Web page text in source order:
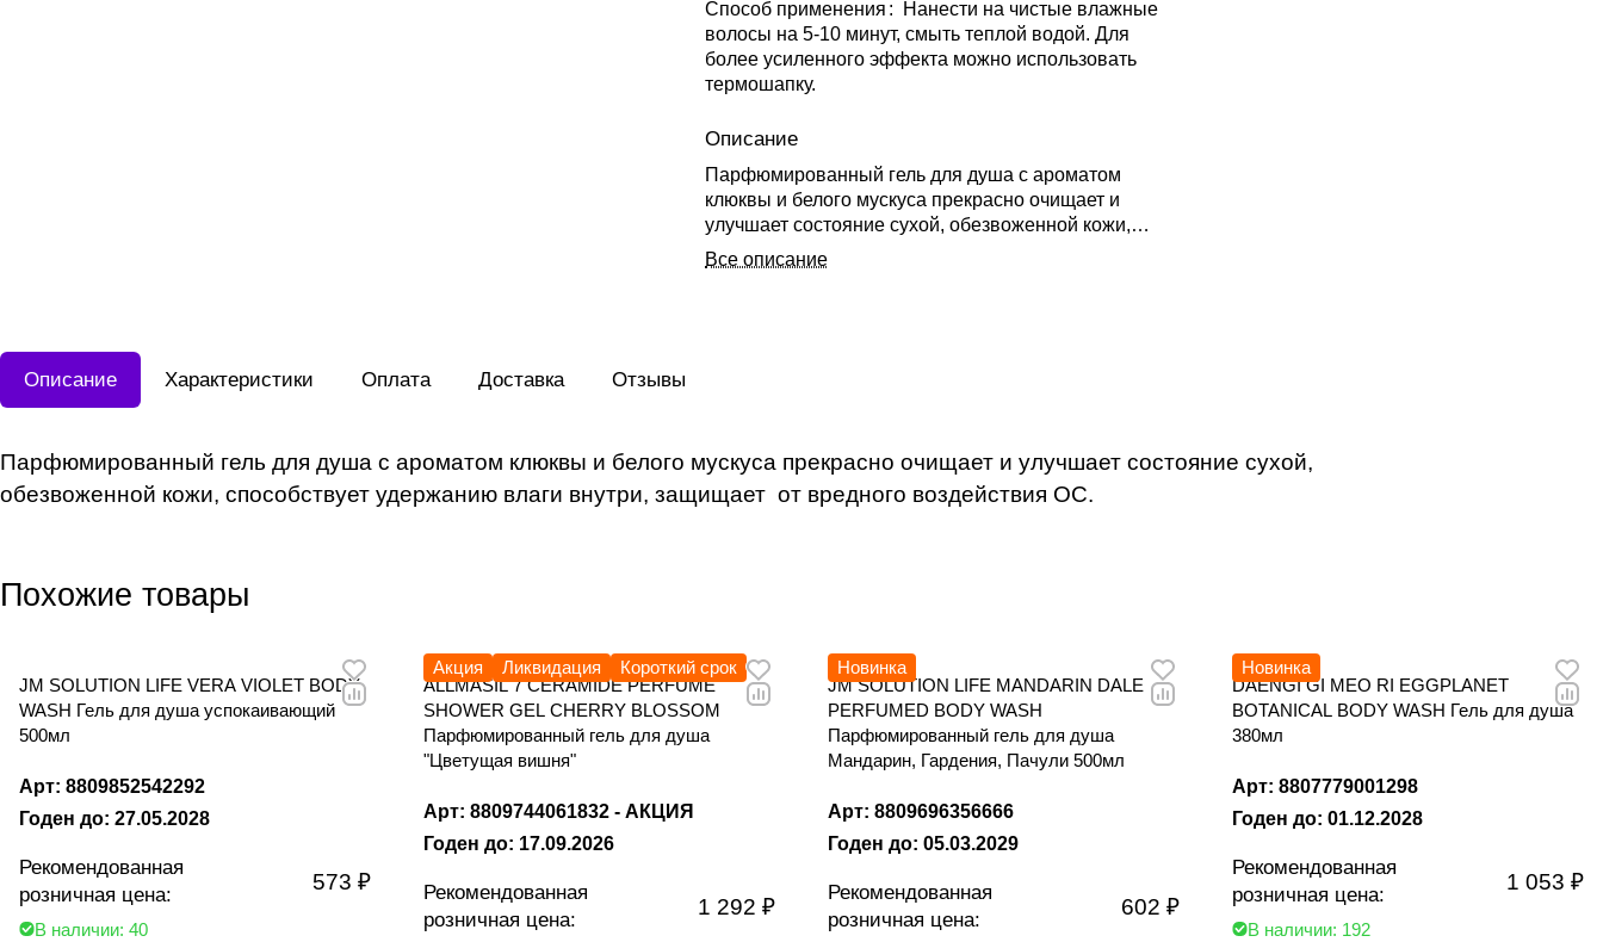
Способ применения :
Нанести на чистые влажные
волосы на 5-10 минут, смыть теплой водой. Для
более усиленного эффекта можно использовать
термошапку.
Описание
Парфюмированный гель для душа с ароматом
клюквы и белого мускуса прекрасно очищает и
улучшает состояние сухой, обезвоженной кожи,
способствует удержанию влаги внутри,
защищает от вредного воздействия ОС.
Все описание
Описание Характеристики Оплата Доставка Отзывы
Парфюмированный гель для душа с ароматом клюквы и белого мускуса прекрасно очищает и улучшает состояние сухой,
обезвоженной кожи, способствует удержанию влаги внутри, защищает от вредного воздействия ОС.
Похожие товары
JM SOLUTION LIFE VERA VIOLET BODY
WASH Гель для душа успокаивающий
500мл
Арт: 8809852542292
Годен до: 27.05.2028
Рекомендованная
розничная цена:
573 ₽
В наличии: 40
Акция Ликвидация
Короткий срок
ALLMASIL 7 CERAMIDE PERFUME
SHOWER GEL CHERRY BLOSSOM
Парфюмированный гель для душа
"Цветущая вишня"
Арт: 8809744061832 - АКЦИЯ
Годен до: 17.09.2026
Рекомендованная
розничная цена:
1 292 ₽
Новинка
JM SOLUTION LIFE MANDARIN DALE
PERFUMED BODY WASH
Парфюмированный гель для душа
Мандарин, Гардения, Пачули 500мл
Арт: 8809696356666
Годен до: 05.03.2029
Рекомендованная
розничная цена:
602 ₽
Новинка
DAENGI GI MEO RI EGGPLANET
BOTANICAL BODY WASH Гель для душа
380мл
Арт: 8807779001298
Годен до: 01.12.2028
Рекомендованная
розничная цена:
1 053 ₽
В наличии: 192